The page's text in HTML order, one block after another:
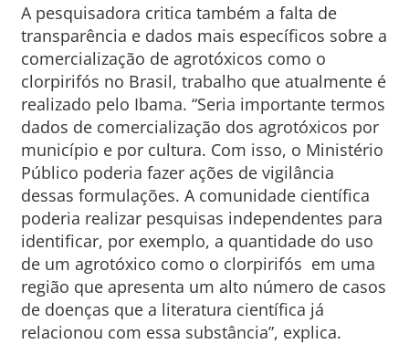
A pesquisadora critica também a falta de
transparência e dados mais específicos sobre a
comercialização de agrotóxicos como o
clorpirifós no Brasil, trabalho que atualmente é
realizado pelo Ibama. “Seria importante termos
dados de comercialização dos agrotóxicos por
município e por cultura. Com isso, o Ministério
Público poderia fazer ações de vigilância
dessas formulações. A comunidade científica
poderia realizar pesquisas independentes para
identificar, por exemplo, a quantidade do uso
de um agrotóxico como o clorpirifós em uma
região que apresenta um alto número de casos
de doenças que a literatura científica já
relacionou com essa substância”, explica.